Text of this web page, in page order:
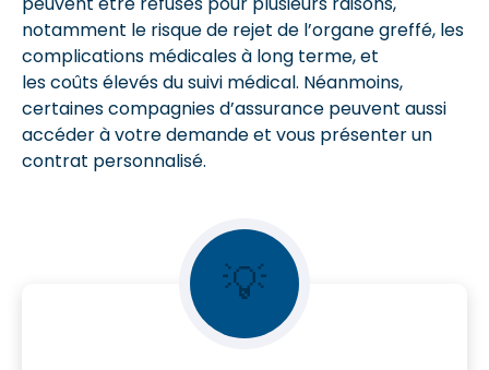
notamment le risque de rejet de l’organe greffé, les
complications médicales à long terme, et
lescoûts élevés du suivi médical. Néanmoins,
certaines compagnies d’assurance peuvent aussi
accéder à votre demande et vous présenter un
contrat personnalisé.
💡